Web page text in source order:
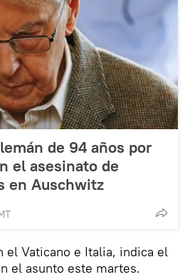
de 94 años por
el asesinato de
en Auschwitz
el Vaticano e Italia, indica el
el asunto este martes.